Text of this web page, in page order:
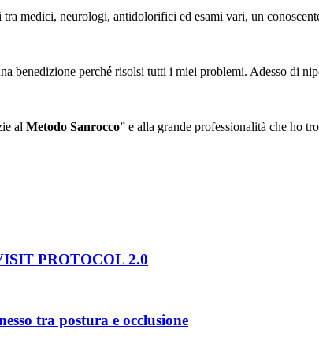
medici, neurologi, antidolorifici ed esami vari, un
benedizione perché risolsi tutti i miei problemi. Adesso di
al Metodo Sanrocco” e alla grande professionalità che ho
PROTOCOL 2.0
tra postura e occlusione